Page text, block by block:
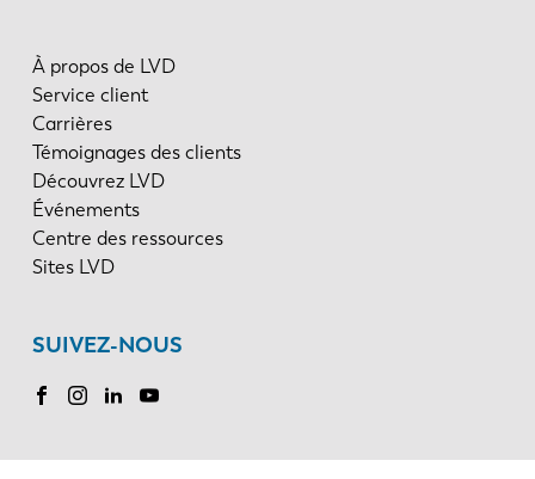
À propos de LVD
Service client
Carrières
Témoignages des clients
Découvrez LVD
Événements
Centre des ressources
Sites LVD
SUIVEZ-NOUS